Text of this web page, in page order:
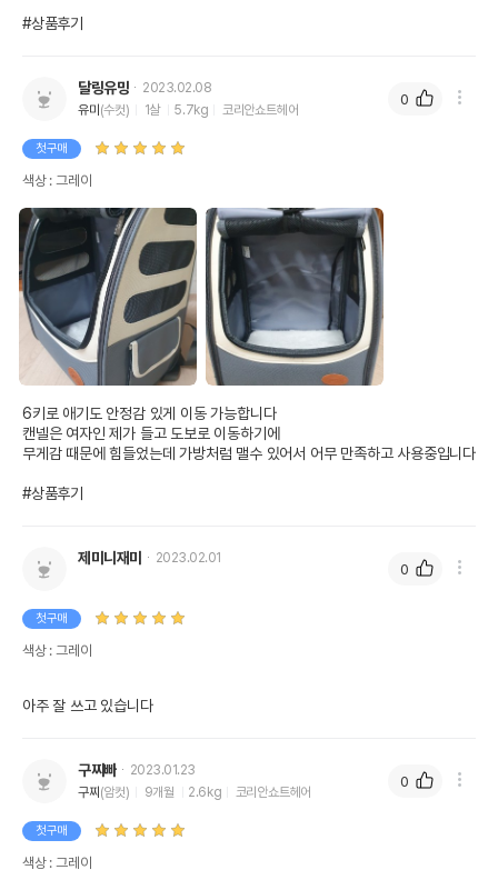
#상품후기
달링유밍
2023.02.08
유미 (수컷) 1살 5.7kg 코리안쇼트헤어
첫구매
색상 : 그레이
6키로 애기도 안정감 있게 이동 가능합니다
캔넬은 여자인 제가 들고 도보로 이동하기에
무게감 때문에 힘들었는데 가방처럼 맬수 있어서 어무 만족하고 사용중입니다
#상품후기
0
제미니재미 2023.02.01
첫구매
색상 : 그레이
아주 잘 쓰고 있습니다
0
구찌빠
2023.01.23
구찌 (암컷) 9개월 2.6kg 코리안쇼트헤어
첫구매
색상 : 그레이
0